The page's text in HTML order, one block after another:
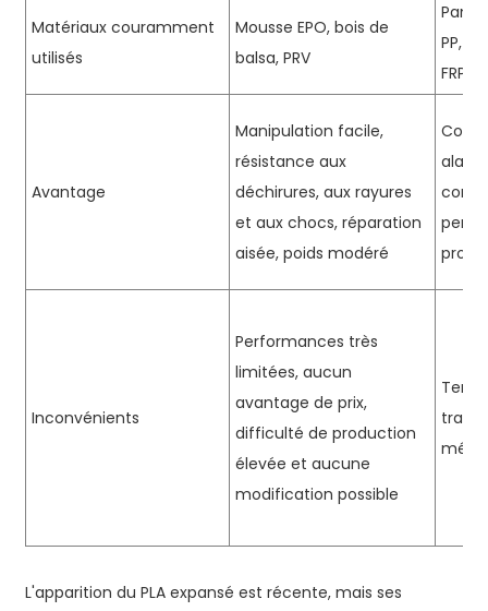
Matériaux couramment
utilisés
Mousse EPO, bois de
balsa, PRV
PP,
FRP,
Avantage
Manipulation facile,
résistance aux
déchirures, aux rayures
et aux chocs, réparation
aisée, poids modéré
Inconvénients
Performances très
limitées, aucun
avantage de prix,
difficulté de production
élevée et aucune
modification possible
L'apparition du PLA expansé est récente, mais ses